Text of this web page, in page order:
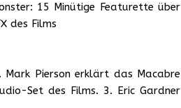
15 Minütige Featurette über
des Films
Mark Pierson erklärt das Macabre
Set des Films. 3. Eric Gardner